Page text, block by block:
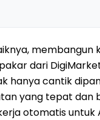
membangun
dari
hanya cantik
yang tepat dan
otomatis untuk